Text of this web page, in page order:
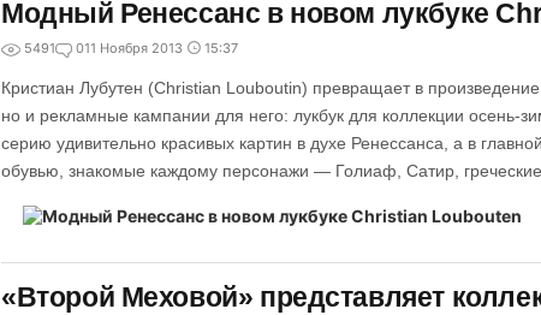
Модный Ренессанс в новом лукбуке
5491 011 Ноября 2013 15:37
Кристиан Лубутен (Christian Louboutin) превращает в произведение
но и рекламные кампании для него: лукбук для коллекции осень-
серию удивительно красивых картин в духе Ренессанса, а в
обувью, знакомые каждому персонажи — Голиаф, Сатир, греческие
«Второй Меховой» представляет